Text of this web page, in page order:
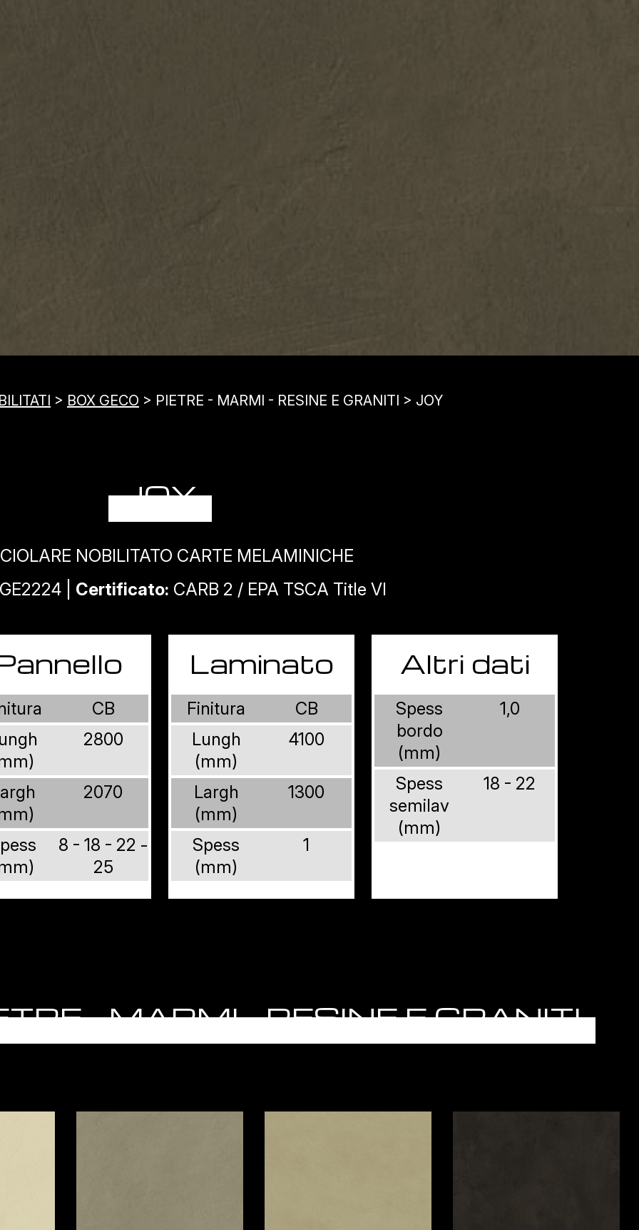
> BOX GECO > PIETRE - MARMI - RESINE E GRANITI > JOY
JOY
NOBILITATO CARTE MELAMINICHE
| Certificato: CARB 2 / EPA TSCA Title VI
CB
2800
2070
8 - 18 - 22 -
25
Laminato
Finitura
CB
Lungh
(mm)
4100
Largh
(mm)
1300
Spess
(mm)
1
Altri dati
Spess
bordo
(mm)
1,0
Spess
semilav
(mm)
18 - 22
- MARMI - RESINE E GRANITI